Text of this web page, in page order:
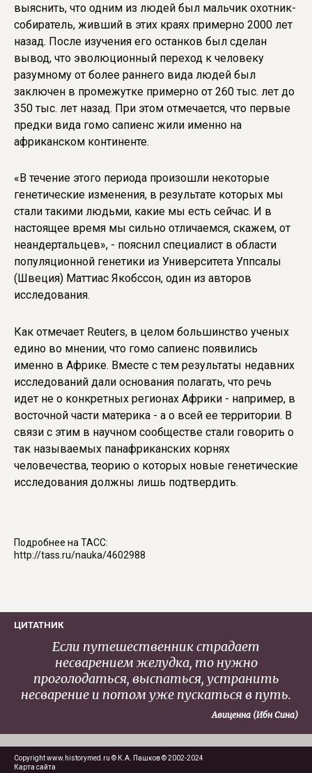
выяснить, что одним из людей был мальчик охотник-
собиратель, живший в этих краях примерно 2000 лет
назад. После изучения его останков был сделан
вывод, что эволюционный переход к человеку
разумному от более раннего вида людей был
заключен в промежутке примерно от 260 тыс. лет до
350 тыс. лет назад. При этом отмечается, что первые
предки вида гомо сапиенс жили именно на
африканском континенте.
«В течение этого периода произошли некоторые
генетические изменения, в результате которых мы
стали такими людьми, какие мы есть сейчас. И в
настоящее время мы сильно отличаемся, скажем, от
неандертальцев», - пояснил специалист в области
популяционной генетики из Университета Уппсалы
(Швеция) Маттиас Якобссон, один из авторов
исследования.
Как отмечает Reuters, в целом большинство ученых
едино во мнении, что гомо сапиенс появились
именно в Африке. Вместе с тем результаты недавних
исследований дали основания полагать, что речь
идет не о конкретных регионах Африки - например, в
восточной части материка - а о всей ее территории. В
связи с этим в научном сообществе стали говорить о
так называемых панафриканских корнях
человечества, теорию о которых новые генетические
исследования должны лишь подтвердить.
Подробнее на ТАСС:
http://tass.ru/nauka/4602988
ЦИТАТНИК
Если путешественник страдает
несварением желудка, то нужно
проголодаться, выспаться, устранить
несварение и потом уже пускаться в путь.
Авиценна (Ибн Сина)
Copyright www.historymed.ru © К.А. Пашков © 2002-2024
Карта сайта